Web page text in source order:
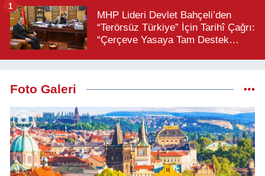
MHP Lideri Devlet Bahçeli’den
“Terörsüz Türkiye” İçin Tarihî Çağrı:
“Çerçeve Yasaya Tam Destek
1
Foto Galeri